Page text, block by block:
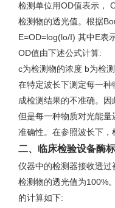
检测单位用OD值表示，
检测物的透光值。根据
E=OD=log(lo/Ι) 其中E表
OD值由下述公式计算:
c为检测物的浓度 b为检
在特定波长下测定每一
成检测结果的不准确。因
但是每一种物质对光能
准确性。在参照波长下
二、 临床检验设备酶
仪器中的检测器接收透
检测物的透光值为100%
的计算如下: